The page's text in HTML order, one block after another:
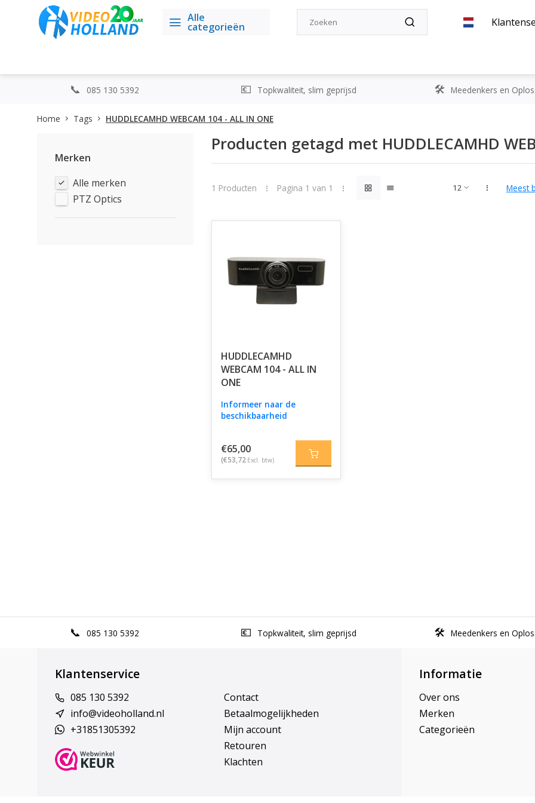
Alle
categorieën
085 130 5392 Topkwaliteit, slim geprijsd Meedenkers en
Home Tags HUDDLECAMHD WEBCAM 104 - ALL IN ONE
Merken
Alle merken
PTZ Optics
Producten getagd met HUDDLECAMHD
1 Producten Pagina 1 van 1 Meest
HUDDLECAMHD
WEBCAM 104 - ALL IN
ONE
Informeer naar de
beschikbaarheid
€65,00
(€53,72 Excl. btw)
085 130 5392 Topkwaliteit, slim geprijsd Meedenkers en
Klantenservice
085 130 5392
info@videoholland.nl
+31851305392
Contact
Betaalmogelijkheden
Mijn account
Retouren
Klachten
Informatie
Over ons
Merken
Categorieën